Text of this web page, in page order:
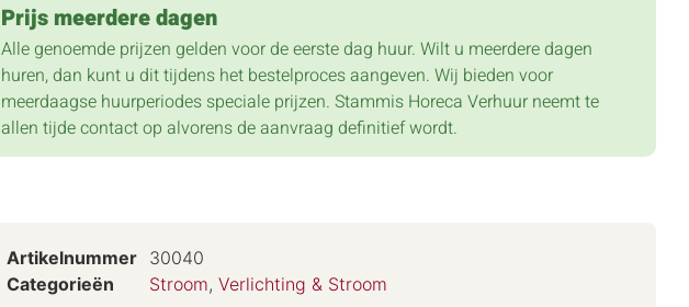
Prijs meerdere dagen
Alle genoemde prijzen gelden voor de eerste dag huur. Wilt u meerdere dagen
huren, dan kunt u dit tijdens het bestelproces aangeven. Wij bieden voor
meerdaagse huurperiodes speciale prijzen. Stammis Horeca Verhuur neemt te
allen tijde contact op alvorens de aanvraag definitief wordt.
Artikelnummer 30040
Categorieën
Stroom, Verlichting & Stroom